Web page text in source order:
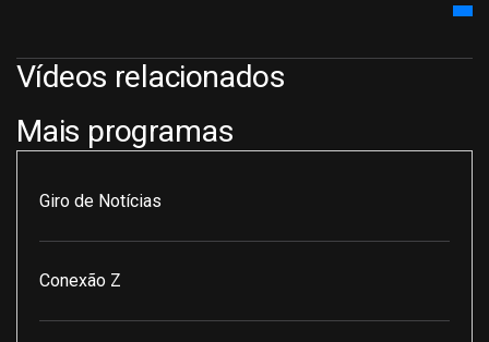
Vídeos relacionados
Mais programas
Giro de Notícias
Conexão Z